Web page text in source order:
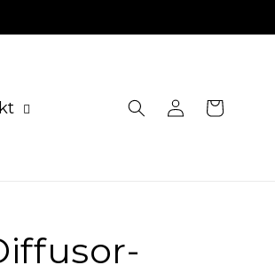
EinloggenWarenkorb